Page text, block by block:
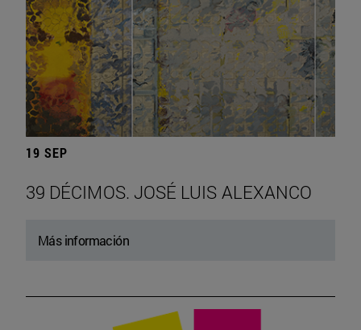
19 SEP
39 DÉCIMOS. JOSÉ LUIS ALEXANCO
Más información